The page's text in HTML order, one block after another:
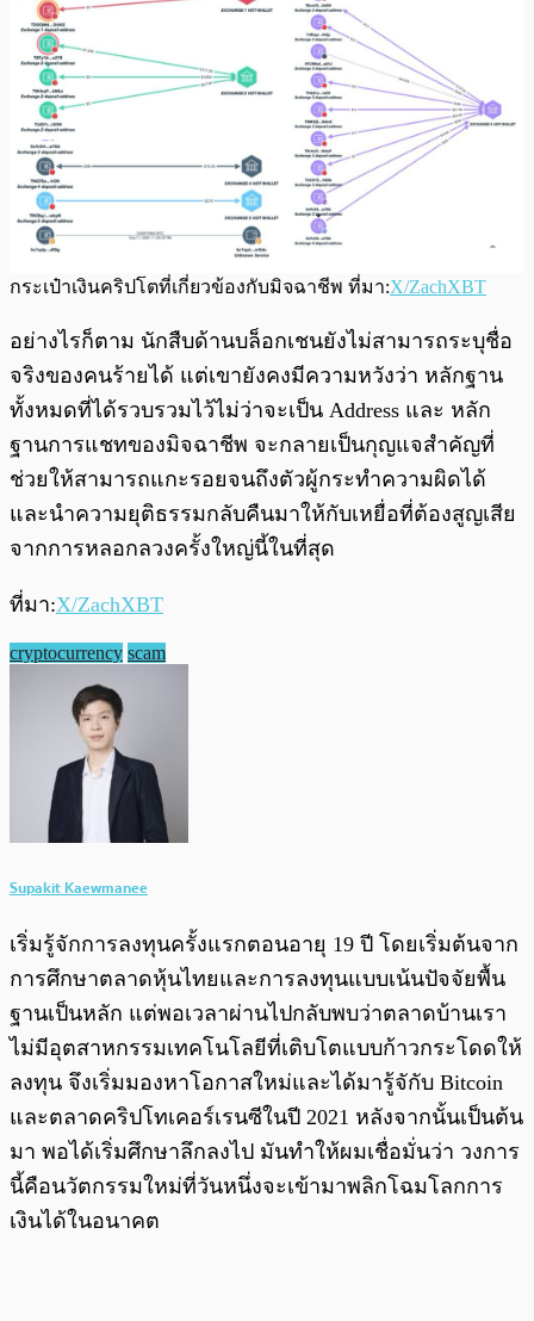
กระเป๋าเงินคริปโตที่เกี่ยวข้องกับมิจฉาชีพ ที่มา:X/ZachXBT
อย่างไรก็ตาม นักสืบด้านบล็อกเชนยังไม่สามารถระบุชื่อ
จริงของคนร้ายได้ แต่เขายังคงมีความหวังว่า หลักฐาน
ทั้งหมดที่ได้รวบรวมไว้ไม่ว่าจะเป็น Address และ หลัก
ฐานการแชทของมิจฉาชีพ จะกลายเป็นกุญแจสำคัญที่
ช่วยให้สามารถแกะรอยจนถึงตัวผู้กระทำความผิดได้
และนำความยุติธรรมกลับคืนมาให้กับเหยื่อที่ต้องสูญเสีย
จากการหลอกลวงครั้งใหญ่นี้ในที่สุด
ที่มา:X/ZachXBT
cryptocurrency scam
Supakit Kaewmanee
เริ่มรู้จักการลงทุนครั้งแรกตอนอายุ 19 ปี โดยเริ่มต้นจาก
การศึกษาตลาดหุ้นไทยและการลงทุนแบบเน้นปัจจัยพื้น
ฐานเป็นหลัก แต่พอเวลาผ่านไปกลับพบว่าตลาดบ้านเรา
ไม่มีอุตสาหกรรมเทคโนโลยีที่เติบโตแบบก้าวกระโดดให้
ลงทุน จึงเริ่มมองหาโอกาสใหม่และได้มารู้จักับ Bitcoin
และตลาดคริปโทเคอร์เรนซีในปี 2021 หลังจากนั้นเป็นต้น
มา พอได้เริ่มศึกษาลึกลงไป มันทำให้ผมเชื่อมั่นว่า วงการ
นี้คือนวัตกรรมใหม่ที่วันหนึ่งจะเข้ามาพลิกโฉมโลกการ
เงินได้ในอนาคต